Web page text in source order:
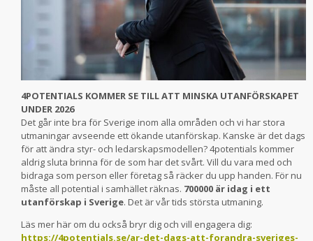
4POTENTIALS KOMMER SE TILL ATT MINSKA UTANFÖRSKAPET
UNDER 2026
Det går inte bra för Sverige inom alla områden och vi har stora
utmaningar avseende ett ökande utanförskap. Kanske är det dags
för att ändra styr- och ledarskapsmodellen? 4potentials kommer
aldrig sluta brinna för de som har det svårt. Vill du vara med och
bidraga som person eller företag så räcker du upp handen. För nu
måste all potential i samhället räknas. 700000 är idag i ett
utanförskap i Sverige. Det är vår tids största utmaning.
Läs mer här om du också bryr dig och vill engagera dig:
https://4potentials.se/ar-det-dags-att-forandra-sveriges-